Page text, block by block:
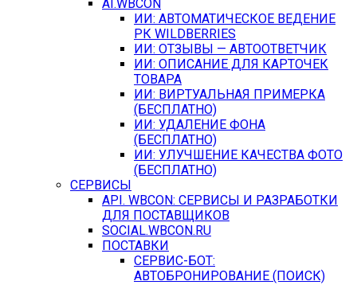
AI.WBCON
ИИ: АВТОМАТИЧЕСКОЕ ВЕДЕНИЕ
РК WILDBERRIES
ИИ: ОТЗЫВЫ — АВТООТВЕТЧИК
ИИ: ОПИСАНИЕ ДЛЯ КАРТОЧЕК
ТОВАРА
ИИ: ВИРТУАЛЬНАЯ ПРИМЕРКА
(БЕСПЛАТНО)
ИИ: УДАЛЕНИЕ ФОНА
(БЕСПЛАТНО)
ИИ: УЛУЧШЕНИЕ КАЧЕСТВА ФОТО
(БЕСПЛАТНО)
СЕРВИСЫ
API. WBCON: СЕРВИСЫ И РАЗРАБОТКИ
ДЛЯ ПОСТАВЩИКОВ
SOCIAL.WBCON.RU
ПОСТАВКИ
CЕРВИС-БОТ:
АВТОБРОНИРОВАНИЕ (ПОИСК)